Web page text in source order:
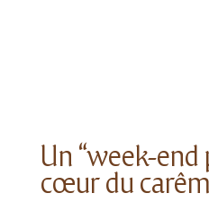
Un “week-end
cœur du